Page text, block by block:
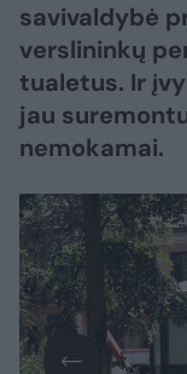
savivaldybė
verslininkų
tualetus. Ir
jau
nemokamai.